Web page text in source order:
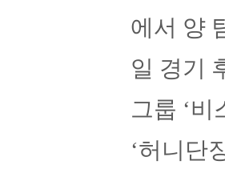
에서 양
일 경기
그룹 ‘비
‘허니단